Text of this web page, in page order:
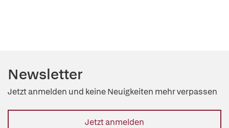
Newsletter
Jetzt anmelden und keine Neuigkeiten mehr verpassen
Jetzt anmelden